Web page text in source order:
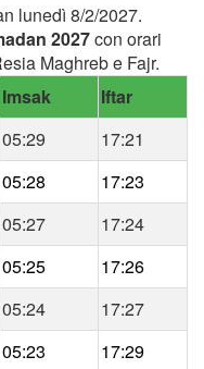
lunedì 8/2/2027.
2027con orari
Maghreb e Fajr.
Imsak
Iftar
05:29
17:21
05:28
17:23
05:27
17:24
05:25
17:26
05:24
17:27
05:23
17:29